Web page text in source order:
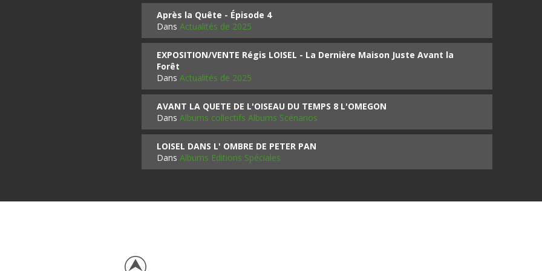
Après la Quête - Épisode 4
Dans Actualités de 2025
EXPOSITION/VENTE Régis LOISEL - La Dernière Maison Juste Avant la
Forêt
Dans Actualités de 2025
AVANT LA QUETE DE L'OISEAU DU TEMPS 8 L'OMEGON
Dans Albums collectifs Albums Scénarios
LOISEL DANS L' OMBRE DE PETER PAN
Dans Albums Editions Spéciales